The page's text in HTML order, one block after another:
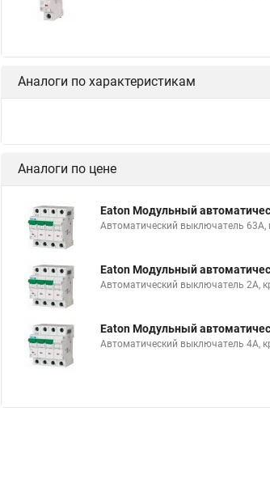
Аналоги по характеристикам
Аналоги по цене
Eaton Модульный
Автоматический выключатель 63А,
Eaton Модульный
Автоматический выключатель 2А,
Eaton Модульный
Автоматический выключатель 4А,